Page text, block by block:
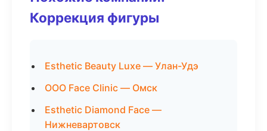
Коррекция фигуры
Esthetic Beauty Luxe — Улан-Удэ
ООО Face Clinic — Омск
Esthetic Diamond Face —
Нижневартовск